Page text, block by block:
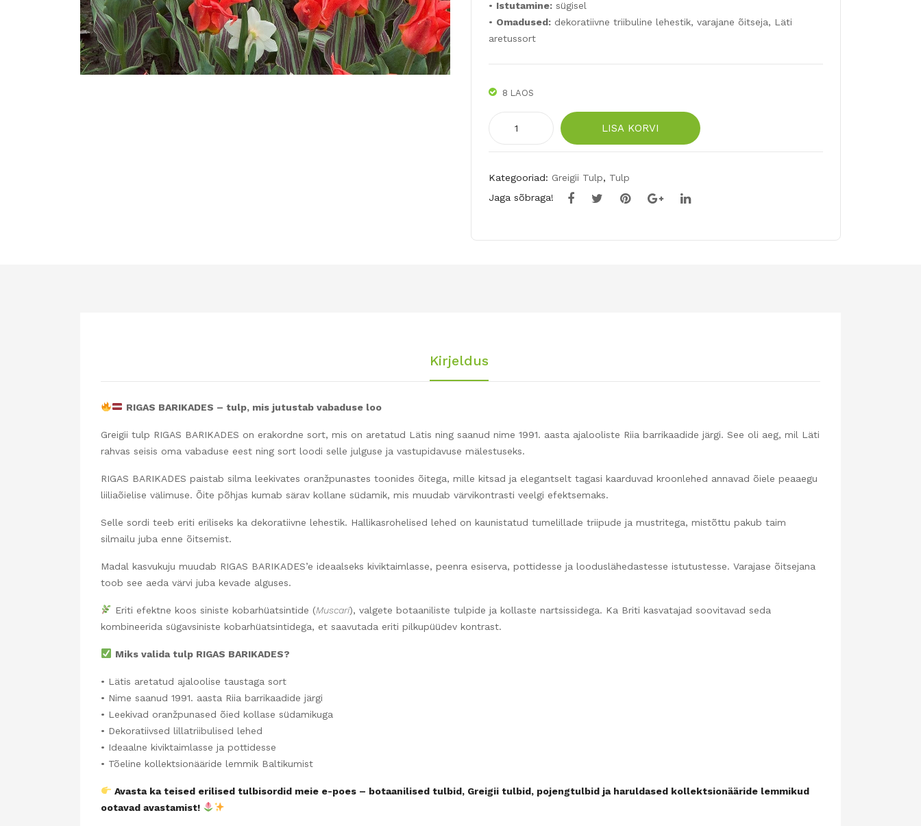
k
• Istutamine: sügisel
• Omadused: dekoratiivne triibuline lehestik, varajane õitseja, Läti
aretussort
8 LAOS
Greigii
tulp
BARRIKADES
5tk
LISA KORVI
Kategooriad: Greigii Tulp, Tulp
Jaga sõbraga!
Kirjeldus
RIGAS BARIKADES – tulp, mis jutustab vabaduse loo
Greigii tulp RIGAS BARIKADES on erakordne sort, mis on aretatud Lätis ning saanud nime 1991. aasta ajalooliste Riia barrikaadide järgi. See oli aeg, mil Läti
rahvas seisis oma vabaduse eest ning sort loodi selle julguse ja vastupidavuse mälestuseks.
RIGAS BARIKADES paistab silma leekivates oranžpunastes toonides õitega, mille kitsad ja elegantselt tagasi kaarduvad kroonlehed annavad õiele peaaegu
liiliaõielise välimuse. Õite põhjas kumab särav kollane südamik, mis muudab värvikontrasti veelgi efektsemaks.
Selle sordi teeb eriti eriliseks ka dekoratiivne lehestik. Hallikasrohelised lehed on kaunistatud tumelillade triipude ja mustritega, mistõttu pakub taim
silmailu juba enne õitsemist.
Madal kasvukuju muudab RIGAS BARIKADES’e ideaalseks kiviktaimlasse, peenra esiserva, pottidesse ja looduslähedastesse istutustesse. Varajase õitsejana
toob see aeda värvi juba kevade alguses.
Eriti efektne koos siniste kobarhüatsintide (Muscari), valgete botaaniliste tulpide ja kollaste nartsissidega. Ka Briti kasvatajad soovitavad seda
kombineerida sügavsiniste kobarhüatsintidega, et saavutada eriti pilkupüüdev kontrast.
Miks valida tulp RIGAS BARIKADES?
• Lätis aretatud ajaloolise taustaga sort
• Nime saanud 1991. aasta Riia barrikaadide järgi
• Leekivad oranžpunased õied kollase südamikuga
• Dekoratiivsed lillatriibulised lehed
• Ideaalne kiviktaimlasse ja pottidesse
• Tõeline kollektsionääride lemmik Baltikumist
Avasta ka teised erilised tulbisordid meie e-poes – botaanilised tulbid, Greigii tulbid, pojengtulbid ja haruldased kollektsionääride lemmikud
ootavad avastamist!